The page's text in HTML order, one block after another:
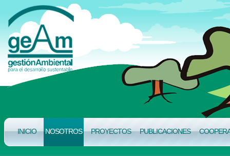
INICIO NOSOTROS PROYECTOS PUBLICACIONES